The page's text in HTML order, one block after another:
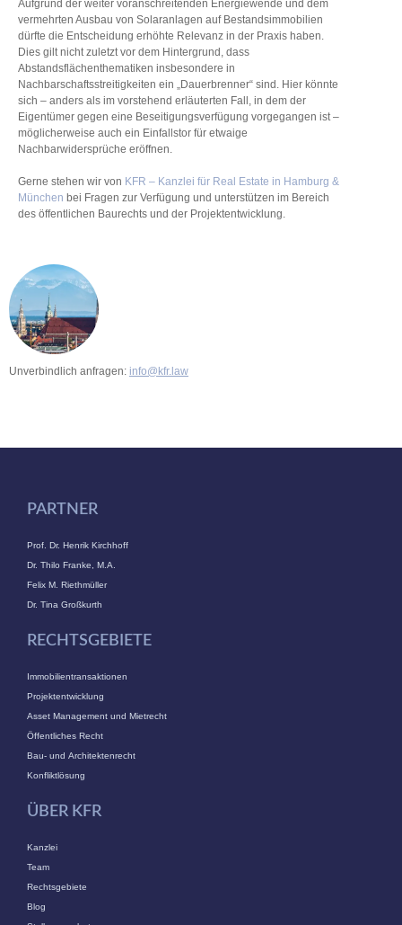
Aufgrund der weiter voranschreitenden Energiewende und dem
vermehrten Ausbau von Solaranlagen auf Bestandsimmobilien
dürfte die Entscheidung erhöhte Relevanz in der Praxis haben.
Dies gilt nicht zuletzt vor dem Hintergrund, dass
Abstandsflächenthematiken insbesondere in
Nachbarschaftsstreitigkeiten ein „Dauerbrenner“ sind. Hier könnte
sich – anders als im vorstehend erläuterten Fall, in dem der
Eigentümer gegen eine Beseitigungsverfügung vorgegangen ist –
möglicherweise auch ein Einfallstor für etwaige
Nachbarwidersprüche eröffnen.
Gerne stehen wir von KFR – Kanzlei für Real Estate in Hamburg &
München bei Fragen zur Verfügung und unterstützen im Bereich
des öffentlichen Baurechts und der Projektentwicklung.
Unverbindlich anfragen: info@kfr.law
PARTNER
Prof. Dr. Henrik Kirchhoff
Dr. Thilo Franke, M.A.
Felix M. Riethmüller
Dr. Tina Großkurth
RECHTSGEBIETE
Immobilientransaktionen
Projektentwicklung
Asset Management und Mietrecht
Öffentliches Recht
Bau- und Architektenrecht
Konfliktlösung
ÜBER KFR
Kanzlei
Team
Rechtsgebiete
Blog